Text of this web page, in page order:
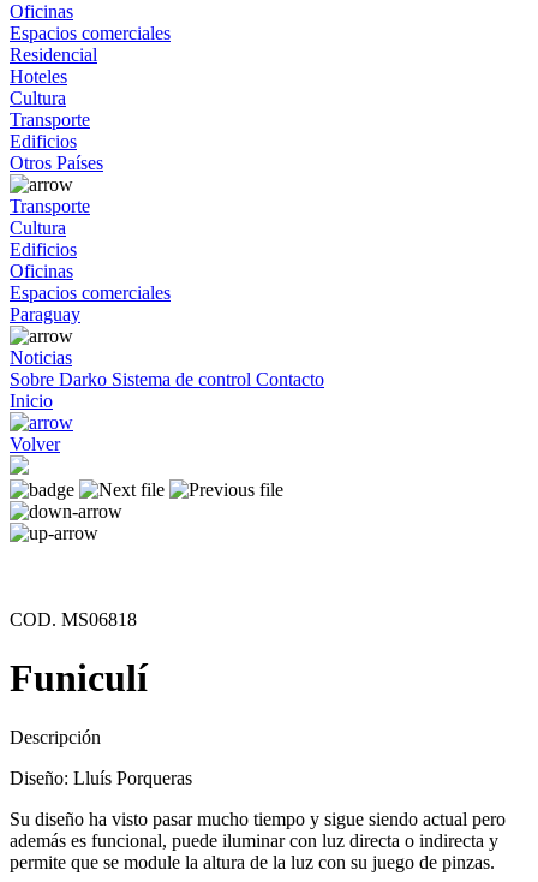
Oficinas
Espacios comerciales
Residencial
Hoteles
Cultura
Transporte
Edificios
Otros Países
Transporte
Cultura
Edificios
Oficinas
Espacios comerciales
Paraguay
Noticias
Sobre Darko Sistema de control Contacto
Inicio
Volver
COD. MS06818
Funiculí
Descripción
Diseño: Lluís Porqueras
Su diseño ha visto pasar mucho tiempo y sigue siendo actual pero
además es funcional, puede iluminar con luz directa o indirecta y
permite que se module la altura de la luz con su juego de pinzas.